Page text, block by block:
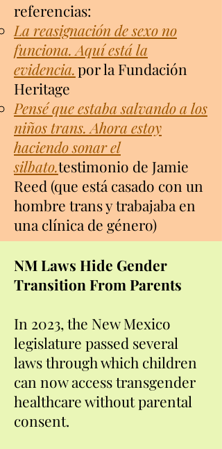
referencias:
La reasignación de sexo no
funciona. Aquí está la
evidencia.por la Fundación
Heritage
Pensé que estaba salvando a los
niños trans. Ahora estoy
haciendo sonar el
silbato.testimonio de Jamie
Reed (que está casado con un
hombre trans y trabajaba en
una clínica de género)
NM Laws Hide Gender
Transition From Parents
In 2023, the New Mexico
legislature passed several
laws through which children
can now access transgender
healthcare without parental
consent.